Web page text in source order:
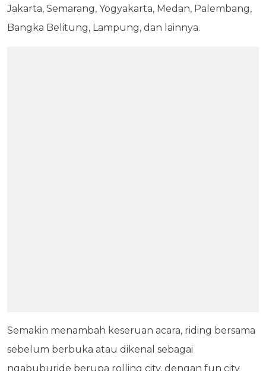
Jakarta, Semarang, Yogyakarta, Medan, Palembang,
Bangka Belitung, Lampung, dan lainnya.
Semakin menambah keseruan acara, riding bersama
sebelum berbuka atau dikenal sebagai
ngabuburide berupa rolling city, dengan fun city